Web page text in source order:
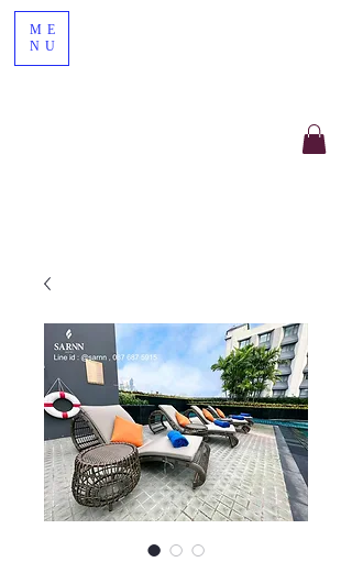
ME
NU